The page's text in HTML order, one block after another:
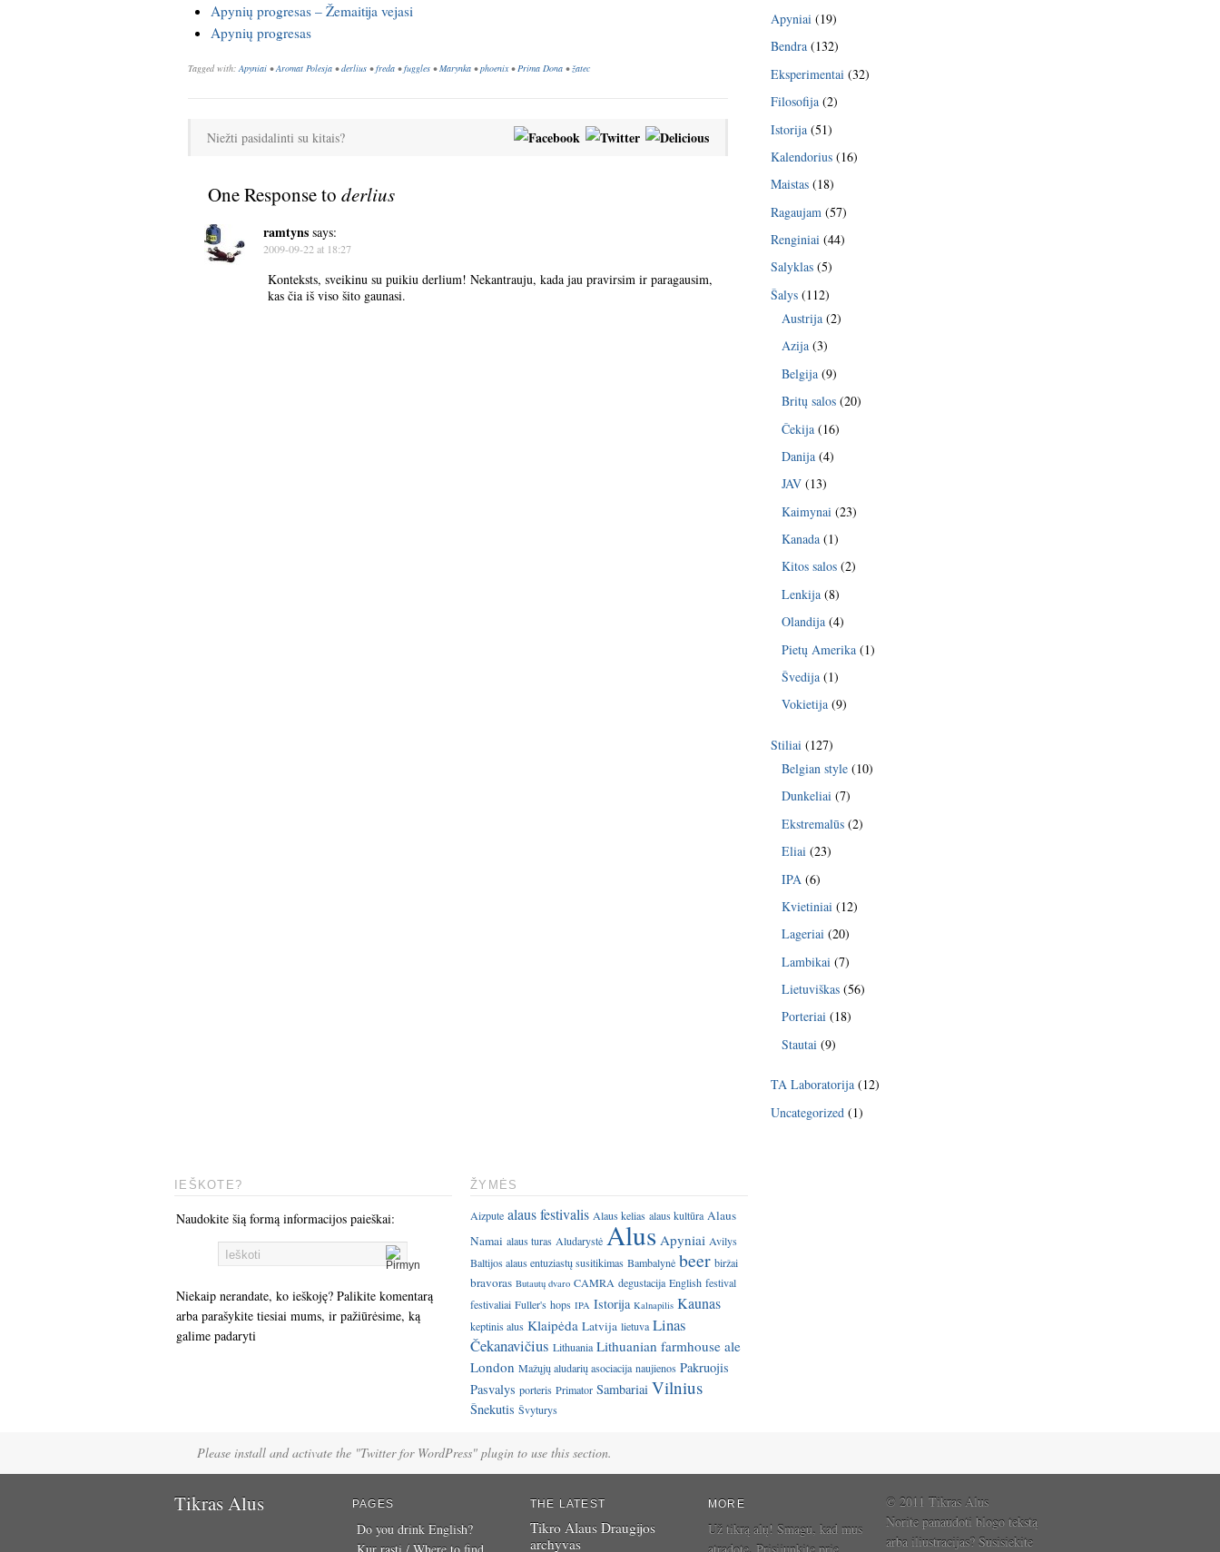
Apynių progresas – Žemaitija vejasi
Apynių progresas
Tagged with: Apyniai •Aromat Polesja •derlius •freda •fuggles •Marynka •phoenix• Prima Dona •žatec
Niežti pasidalinti su kitais?
One Response to derlius
ramtyns says:
2009-09-22 at 18:27
Konteksts, sveikinu su puikiu derlium! Nekantrauju, kada jau pravirsim ir paragausim,
kas čia iš viso šito gaunasi.
Apyniai (19)
Bendra (132)
Eksperimentai (32)
Filosofija (2)
Istorija (51)
Kalendorius (16)
Maistas (18)
Ragaujam (57)
Renginiai (44)
Salyklas (5)
Šalys (112)
Austrija (2)
Azija (3)
Belgija (9)
Britų salos (20)
Čekija (16)
Danija (4)
JAV (13)
Kaimynai (23)
Kanada (1)
Kitos salos (2)
Lenkija (8)
Olandija (4)
Pietų Amerika (1)
Švedija (1)
Vokietija (9)
Stiliai (127)
Belgian style (10)
Dunkeliai (7)
Ekstremalūs (2)
Eliai (23)
IPA (6)
Kvietiniai (12)
Lageriai (20)
Lambikai (7)
Lietuviškas (56)
Porteriai (18)
Stautai (9)
TA Laboratorija (12)
Uncategorized (1)
IEŠKOTE?
Naudokite šią formą informacijos paieškai:
Niekaip nerandate, ko ieškoję? Palikite komentarą
arba parašykite tiesiai mums, ir pažiūrėsime, ką
galime padaryti
ŽYMĖS
Aizpute alaus festivalis Alaus kelias alaus kultūra Alaus
Namai alaus turas Aludarystė Alus Apyniai Avilys
Baltijos alaus entuziastų susitikimas Bambalynė beer biržai
bravoras Butautų dvaro CAMRA degustacija English festival
festivaliai Fuller's hops IPA Istorija Kalnapilis Kaunas
keptinis alus Klaipėda Latvija lietuva Linas
Čekanavičius Lithuania Lithuanian farmhouse ale
London Mažųjų aludarių asociacija naujienos Pakruojis
Pasvalys porteris Primator Sambariai Vilnius
Šnekutis Švyturys
Please install and activate the "Twitter for WordPress" plugin to use this section.
Tikras Alus PAGES
Do you drink English?
THE LATEST
Tikro Alaus Draugijos
archyvas
MORE
Už tikrą alų! Smagu, kad mus
© 2011 Tikras Alus
Norite panaudoti blogo tekstą
arba iliustracijas? Susisiekite